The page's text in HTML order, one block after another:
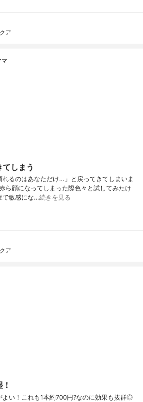
ア
しまう
るのはあなただけ…」と戻ってきてしまいま
ら顔になってしまった際色々と試してみたけ
で敏感にな…続きを見る
ア
よい！これも1本約700円?なのに効果も抜群◎